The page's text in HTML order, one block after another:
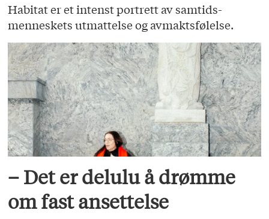
Habitat er et intenst portrett av samtids­
menneskets utmattelse og avmaktsfølelse.
– Det er delulu å drømme
om fast ansettelse